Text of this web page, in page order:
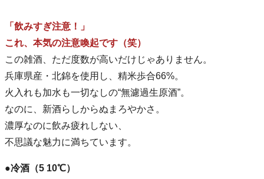
「飲みすぎ注意！」
これ、本気の注意喚起です（笑）
この雑酒、ただ度数が高いだけじゃありません。
兵庫県産・北錦を使用し、精米歩合66%。
火入れも加水も一切なしの“無濾過生原酒”。
なのに、新酒らしからぬまろやかさ。
濃厚なのに飲み疲れしない、
不思議な魅力に満ちています。
●冷酒（5 10℃）